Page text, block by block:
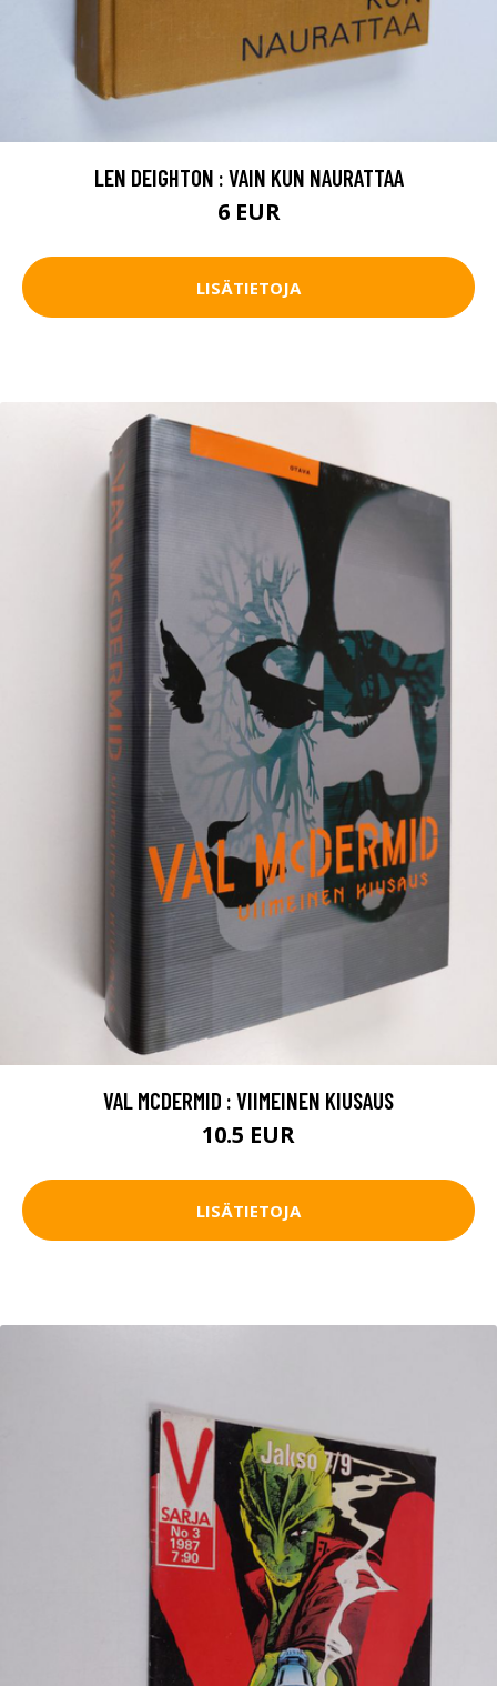
LEN DEIGHTON : VAIN KUN NAURATTAA
6 EUR
LISÄTIETOJA
VAL MCDERMID : VIIMEINEN KIUSAUS
10.5 EUR
LISÄTIETOJA